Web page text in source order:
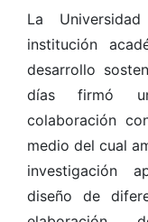
La
institución
desarrollo
días firmó
colaboración
medio del cual
investigación
diseño de